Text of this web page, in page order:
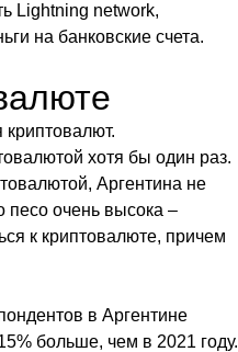
Lightning network,
на банковские счета.
криптовалют.
хотя бы один раз.
Аргентина не
песо очень высока –
к криптовалюте, причем
в Аргентине
больше, чем в 2021 году.